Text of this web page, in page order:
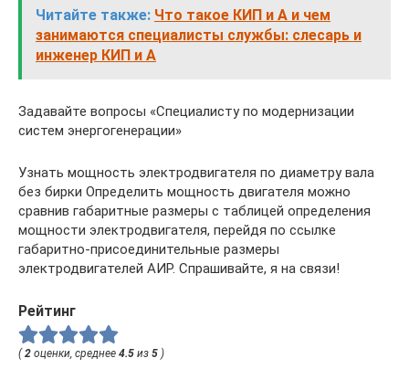
Читайте также: Что такое КИП и А и чем
занимаются специалисты службы: слесарь и
инженер КИП и А
Задавайте вопросы «Специалисту по модернизации
систем энергогенерации»
Узнать мощность электродвигателя по диаметру вала
без бирки Определить мощность двигателя можно
сравнив габаритные размеры с таблицей определения
мощности электродвигателя, перейдя по ссылке
габаритно-присоединительные размеры
электродвигателей АИР. Спрашивайте, я на связи!
Рейтинг
( 2 оценки, среднее 4.5 из 5 )